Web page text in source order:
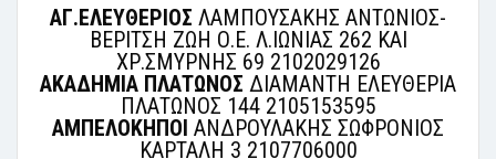
ΑΓ.ΕΛΕΥΘΕΡΙΟΣ ΛΑΜΠΟΥΣΑΚΗΣ ΑΝΤΩΝΙΟΣ-
ΒΕΡΙΤΣΗ ΖΩΗ Ο.Ε. Λ.ΙΩΝΙΑΣ 262 ΚΑΙ
ΧΡ.ΣΜΥΡΝΗΣ 69 2102029126
ΑΚΑΔΗΜΙΑ ΠΛΑΤΩΝΟΣ ΔΙΑΜΑΝΤΗ ΕΛΕΥΘΕΡΙΑ
ΠΛΑΤΩΝΟΣ 144 2105153595
ΑΜΠΕΛΟΚΗΠΟΙ ΑΝΔΡΟΥΛΑΚΗΣ ΣΩΦΡΟΝΙΟΣ
ΚΑΡΤΑΛΗ 3 2107706000